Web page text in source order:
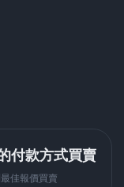
付款方式買賣
佳報價買賣